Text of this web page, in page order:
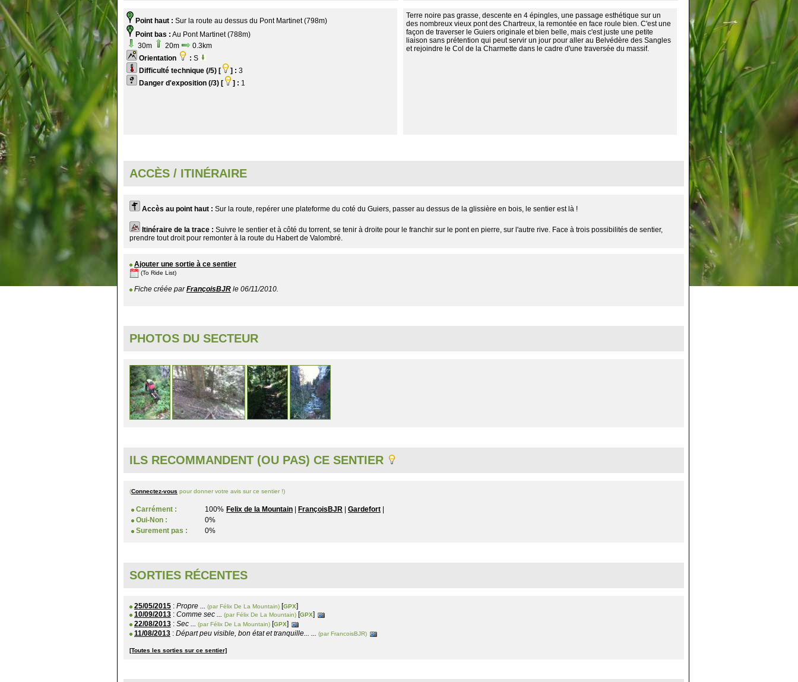
Point haut : Sur la route au dessus du Pont Martinet (798m)
Point bas : Au Pont Martinet (788m)
30m
20m
0.3km
Orientation
: S
Difficulté technique (/5) [
] : 3
Danger d'exposition (/3) [
] : 1
Terre noire pas grasse, descente en 4 épingles, une passage esthétique sur un
des nombreux vieux pont des Chartreux, la remontée en face roule bien. C'est une
façon de traverser le Guiers originale et bien belle, mais c'est juste une petite
liaison sans prétention qui peut servir un jour pour aller au Belvédère des Sangles
et rejoindre le Col de la Charmette dans le cadre d'une traversée du massif.
ACCÈS / ITINÉRAIRE
Accès au point haut : Sur la route, repérer une plateforme du coté du Guiers, passer au dessus de la glissière en bois, le sentier est là !
Itinéraire de la trace : Suivre le sentier et à côté du torrent, se tenir à droite pour le franchir sur le pont en pierre, sur l'autre rive. Face à trois possibilités de sentier,
prendre tout droit pour remonter à la route du Habert de Valombré.
Ajouter une sortie à ce sentier
(To Ride List)
Fiche créée parFrançoisBJR le 06/11/2010.
PHOTOS DU SECTEUR
ILS RECOMMANDENT (OU PAS) CE SENTIER
(Connectez-vous pour donner votre avis sur ce sentier !)
Carrément : 100% Felix de la Mountain FrançoisBJR Gardefort
Oui-Non :
0%
Surement pas :
0%
SORTIES RÉCENTES
25/05/2015 : Propre ... (par Félix De La Mountain) [GPX]
10/09/2013 : Comme sec ... (par Félix De La Mountain) [GPX]
22/08/2013 : Sec ... (par Félix De La Mountain) [GPX]
11/08/2013 : Départ peu visible, bon état et tranquille... ... (par FrancoisBJR)
[Toutes les sorties sur ce sentier]